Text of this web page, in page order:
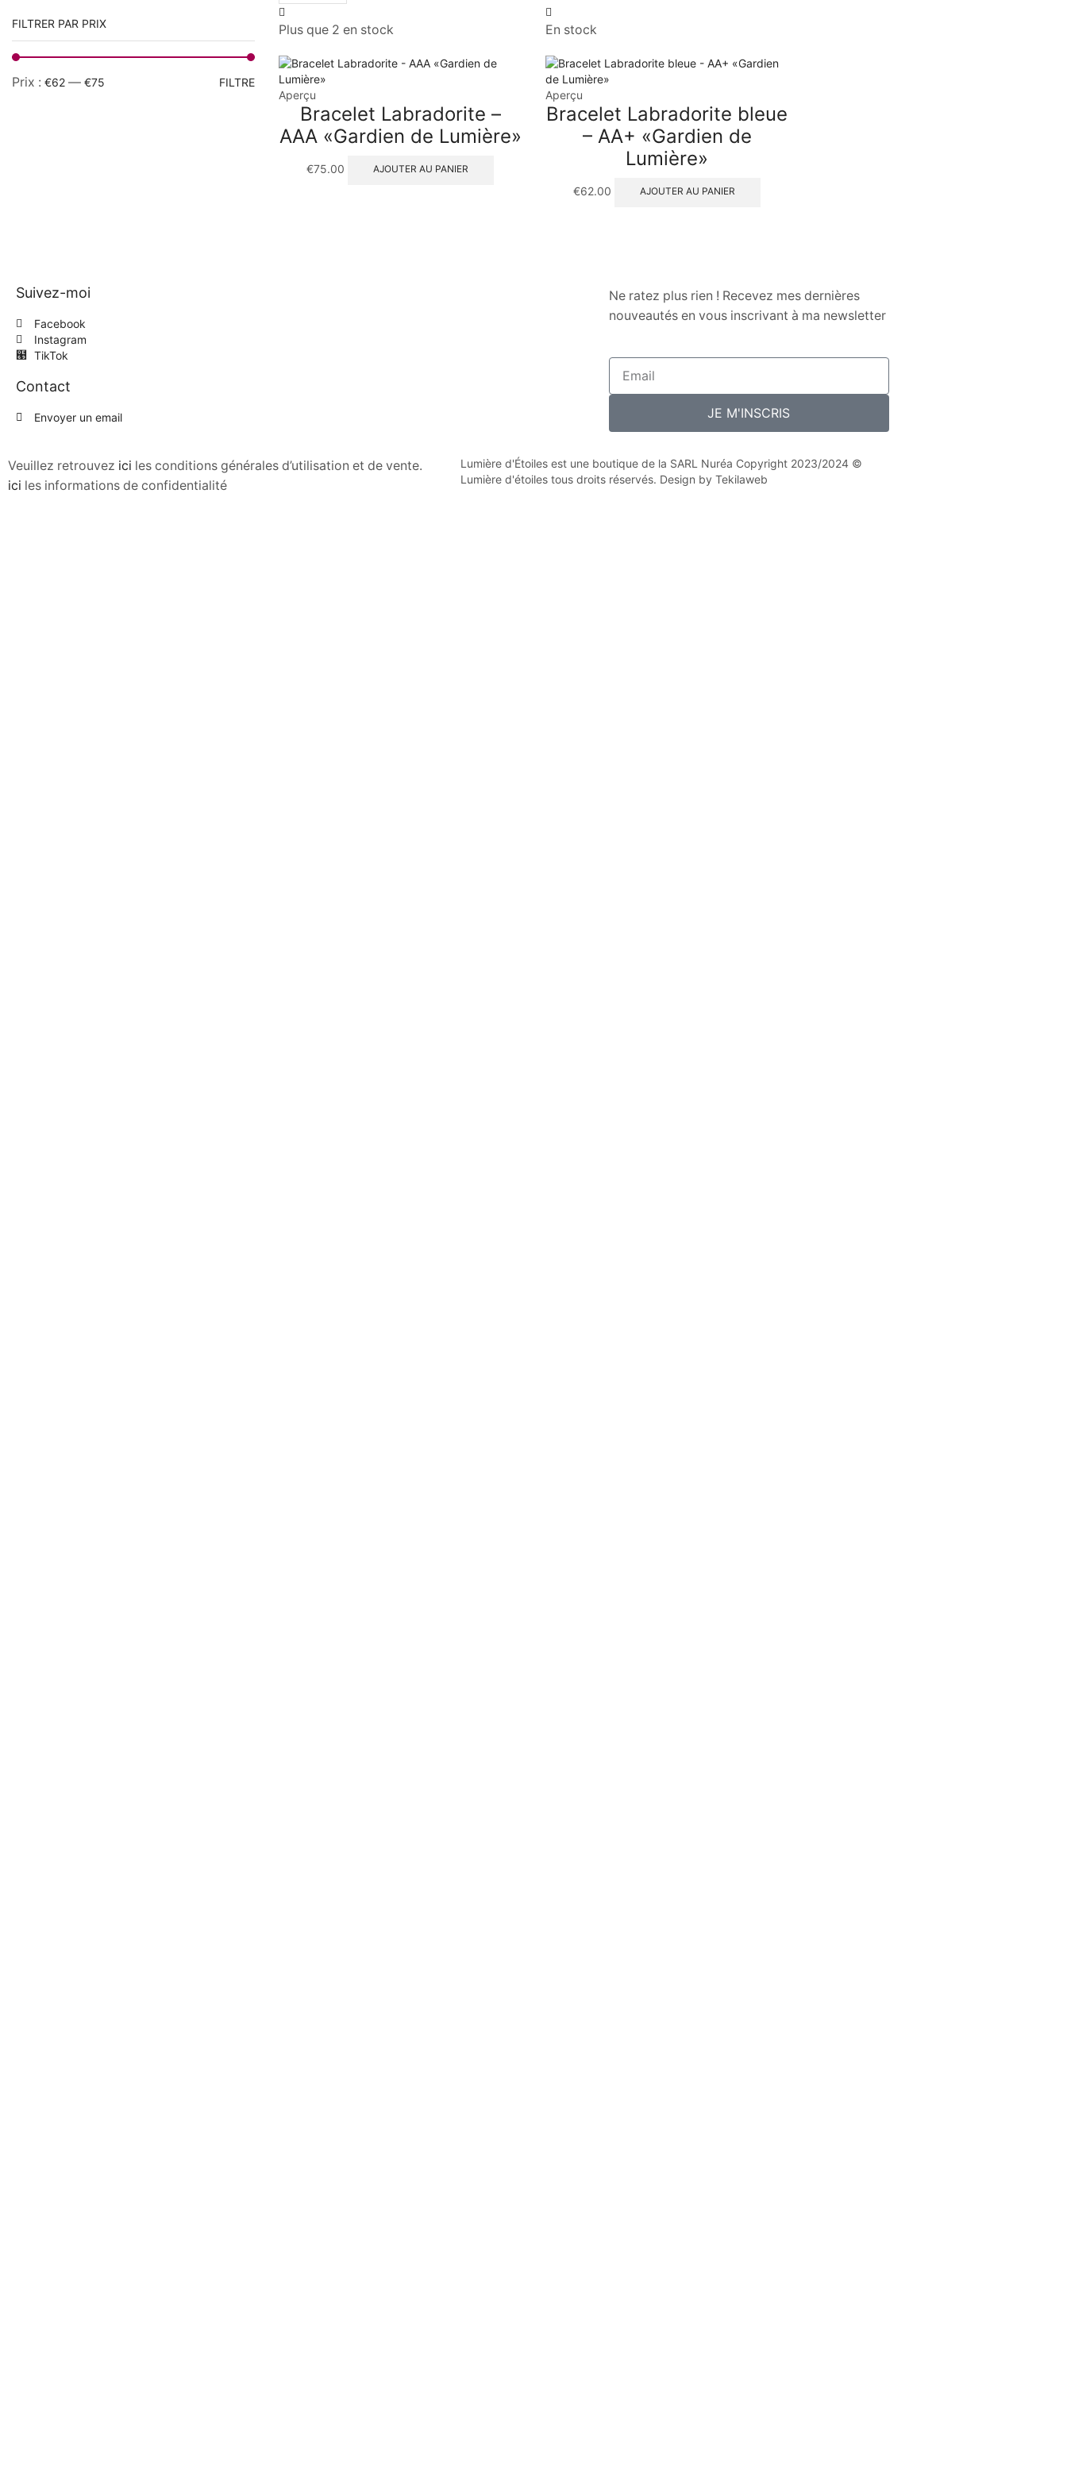
Plus que 2 en stock
Aperçu
Bracelet Labradorite –
AAA «Gardien de Lumière»
€75.00 AJOUTER AU PANIER
En stock
Aperçu
Bracelet Labradorite bleue
– AA+ «Gardien de
Lumière»
€62.00 AJOUTER AU PANIER
FILTRER PAR PRIX
FILTRE
Prix : €62 — €75
Suivez-moi
Facebook
Instagram
TikTok
Contact
Envoyer un email
Ne ratez plus rien ! Recevez mes dernières
nouveautés en vous inscrivant à ma newsletter
JE M'INSCRIS
Veuillez retrouvez ici les conditions générales d’utilisation et de vente.
ici les informations de confidentialité
Lumière d'Étoiles est une boutique de la SARL Nuréa Copyright 2023/2024 ©
Lumière d'étoiles tous droits réservés. Design by Tekilaweb